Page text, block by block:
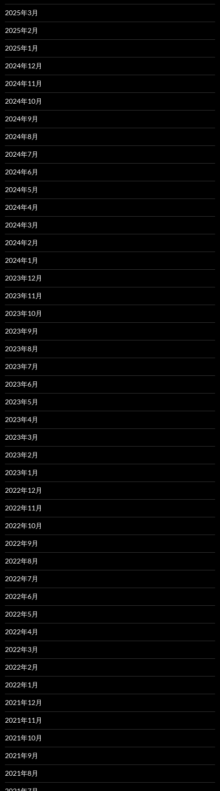
2025年3月
2025年2月
2025年1月
2024年12月
2024年11月
2024年10月
2024年9月
2024年8月
2024年7月
2024年6月
2024年5月
2024年4月
2024年3月
2024年2月
2024年1月
2023年12月
2023年11月
2023年10月
2023年9月
2023年8月
2023年7月
2023年6月
2023年5月
2023年4月
2023年3月
2023年2月
2023年1月
2022年12月
2022年11月
2022年10月
2022年9月
2022年8月
2022年7月
2022年6月
2022年5月
2022年4月
2022年3月
2022年2月
2022年1月
2021年12月
2021年11月
2021年10月
2021年9月
2021年8月